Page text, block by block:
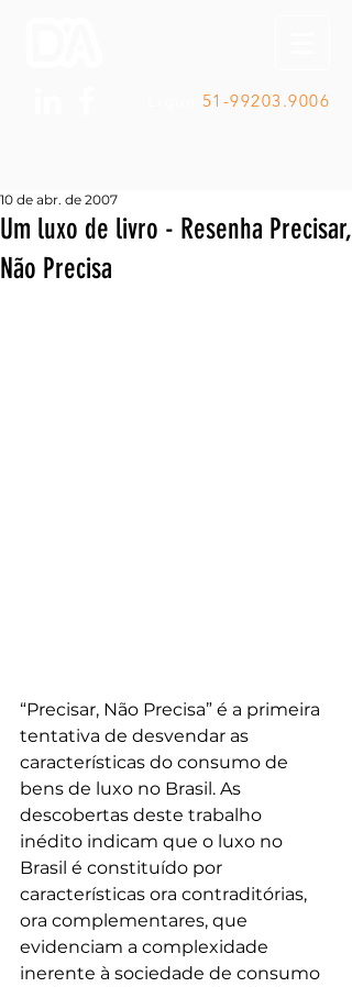
51-99203.9006
Um luxo de livro - Resenha Precisar,
Não Precisa
10 de abr. de 2007
“Precisar, Não Precisa” é a primeira
tentativa de desvendar as
características do consumo de
bens de luxo no Brasil. As
descobertas deste trabalho
inédito indicam que o luxo no
Brasil é constituído por
características ora contraditórias,
ora complementares, que
evidenciam a complexidade
inerente à sociedade de consumo